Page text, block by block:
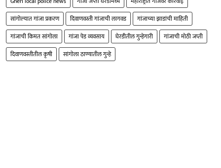
सांगोल्यात गांजा प्रकरण
दिवाणवस्ती गांजाची लागवड
गांजाच्या झाडांची माहिती
गांजाची किमत सांगोला
गांजा पेड व्यवसाय घेरडीतील गुन्हेगारी
गांजाची मोठी जप्ती
दिवाणवस्तीतील कृषी
सांगोला ठाण्यातील गुन्हे